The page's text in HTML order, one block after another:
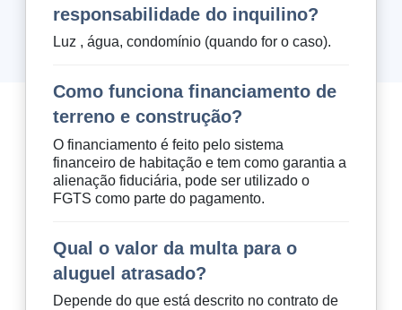
responsabilidade do inquilino?
Luz , água, condomínio (quando for o caso).
Como funciona financiamento de
terreno e construção?
O financiamento é feito pelo sistema
financeiro de habitação e tem como garantia a
alienação fiduciária, pode ser utilizado o
FGTS como parte do pagamento.
Qual o valor da multa para o
aluguel atrasado?
Depende do que está descrito no contrato de